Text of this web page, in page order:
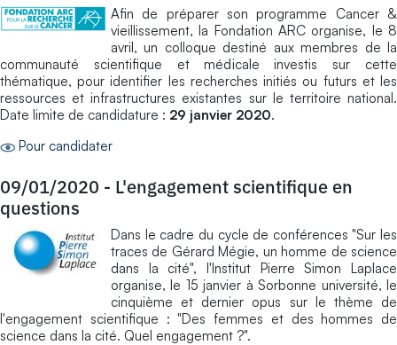
Afin de préparer son programme Cancer &
vieillissement, la Fondation ARC organise, le 8
avril, un colloque destiné aux membres de la
communauté scientifique et médicale investis sur cette
thématique, pour identifier les recherches initiés ou futurs et les
ressources et infrastructures existantes sur le territoire national.
Date limite de candidature : 29 janvier 2020.
Pour candidater
09/01/2020 - L'engagement scientifique en
questions
Dans le cadre du cycle de conférences "Sur les
traces de Gérard Mégie, un homme de science
dans la cité", l'Institut Pierre Simon Laplace
organise, le 15 janvier à Sorbonne université, le
cinquième et dernier opus sur le thème de
l'engagement scientifique : "Des femmes et des hommes de
science dans la cité. Quel engagement ?".